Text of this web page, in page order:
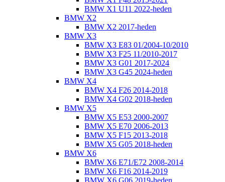
BMW X1 U11 2022-heden
BMW X2
BMW X2 2017-heden
BMW X3
BMW X3 E83 01/2004-10/2010
BMW X3 F25 11/2010-2017
BMW X3 G01 2017-2024
BMW X3 G45 2024-heden
BMW X4
BMW X4 F26 2014-2018
BMW X4 G02 2018-heden
BMW X5
BMW X5 E53 2000-2007
BMW X5 E70 2006-2013
BMW X5 F15 2013-2018
BMW X5 G05 2018-heden
BMW X6
BMW X6 E71/E72 2008-2014
BMW X6 F16 2014-2019